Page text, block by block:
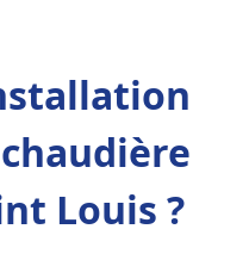
Louis ?